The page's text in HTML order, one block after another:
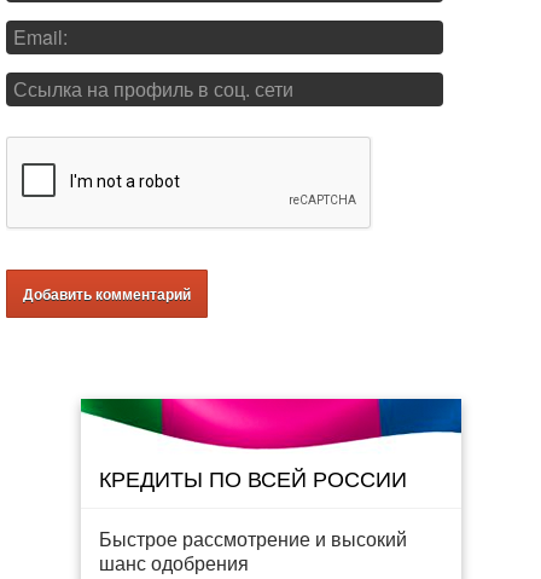
КРЕДИТЫ ПО ВСЕЙ РОССИИ
Быстрое рассмотрение и высокий
шанс одобрения